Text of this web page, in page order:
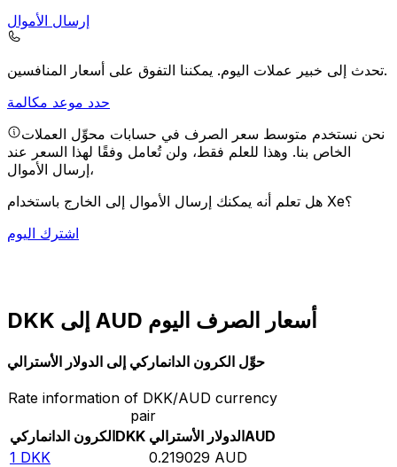
إرسال الأموال
تحدث إلى خبير عملات اليوم.يمكننا التفوق على أسعار المنافسين.
حدد موعد مكالمة
نحن نستخدم متوسط سعر الصرف في حسابات محوِّل العملات
الخاص بنا. وهذا للعلم فقط، ولن تُعامل وفقًا لهذا السعر عند
إرسال الأموال،
هل تعلم أنه يمكنك إرسال الأموال إلى الخارج باستخدام Xe؟
اشترك اليوم
DKK إلى AUD أسعار الصرف اليوم
حوِّل الكرون الدانماركي إلى الدولار الأسترالي
Rate information of DKK/AUD currency
pair
الكرون الدانماركيDKK الدولار الأستراليAUD
1 DKK 0.219029 AUD